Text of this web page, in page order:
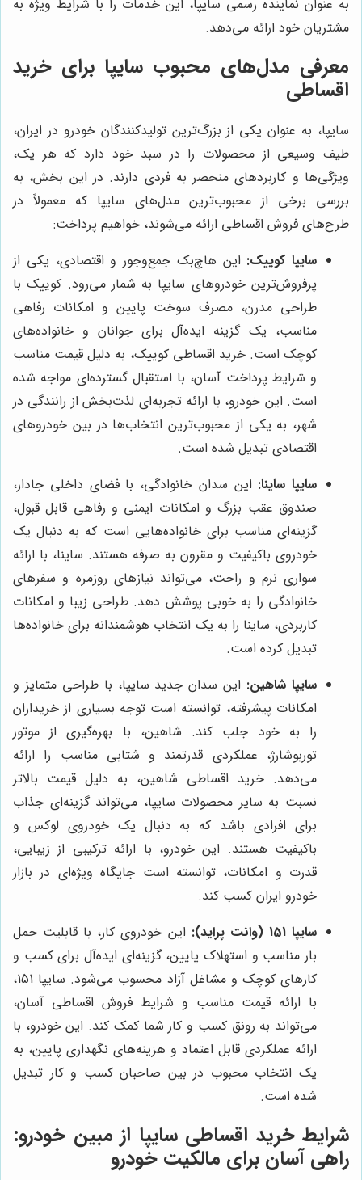
به عنوان نماینده رسمی سایپا، این خدمات را با شرایط ویژه به
مشتریان خود ارائه می‌دهد.
معرفی مدل‌های محبوب سایپا برای خرید
اقساطی
سایپا، به عنوان یکی از بزرگ‌ترین تولیدکنندگان خودرو در ایران،
طیف وسیعی از محصولات را در سبد خود دارد که هر یک،
ویژگی‌ها و کاربردهای منحصر به فردی دارند. در این بخش، به
بررسی برخی از محبوب‌ترین مدل‌های سایپا که معمولاً در
طرح‌های فروش اقساطی ارائه می‌شوند، خواهیم پرداخت:
سایپا کوییک: این هاچ‌بک جمع‌وجور و اقتصادی، یکی از
پرفروش‌ترین خودروهای سایپا به شمار می‌رود. کوییک با
طراحی مدرن، مصرف سوخت پایین و امکانات رفاهی
مناسب، یک گزینه ایده‌آل برای جوانان و خانواده‌های
کوچک است. خرید اقساطی کوییک، به دلیل قیمت مناسب
و شرایط پرداخت آسان، با استقبال گسترده‌ای مواجه شده
است. این خودرو، با ارائه تجربه‌ای لذت‌بخش از رانندگی در
شهر، به یکی از محبوب‌ترین انتخاب‌ها در بین خودروهای
اقتصادی تبدیل شده است.
سایپا ساینا: این سدان خانوادگی، با فضای داخلی جادار،
صندوق عقب بزرگ و امکانات ایمنی و رفاهی قابل قبول،
گزینه‌ای مناسب برای خانواده‌هایی است که به دنبال یک
خودروی باکیفیت و مقرون به صرفه هستند. ساینا، با ارائه
سواری نرم و راحت، می‌تواند نیازهای روزمره و سفرهای
خانوادگی را به خوبی پوشش دهد. طراحی زیبا و امکانات
کاربردی، ساینا را به یک انتخاب هوشمندانه برای خانواده‌ها
تبدیل کرده است.
سایپا شاهین: این سدان جدید سایپا، با طراحی متمایز و
امکانات پیشرفته، توانسته است توجه بسیاری از خریداران
را به خود جلب کند. شاهین، با بهره‌گیری از موتور
توربوشارژ، عملکردی قدرتمند و شتابی مناسب را ارائه
می‌دهد. خرید اقساطی شاهین، به دلیل قیمت بالاتر
نسبت به سایر محصولات سایپا، می‌تواند گزینه‌ای جذاب
برای افرادی باشد که به دنبال یک خودروی لوکس و
باکیفیت هستند. این خودرو، با ارائه ترکیبی از زیبایی،
قدرت و امکانات، توانسته است جایگاه ویژه‌ای در بازار
خودرو ایران کسب کند.
سایپا 151 (وانت پراید):
این خودروی کار، با قابلیت حمل
بار مناسب و استهلاک پایین، گزینه‌ای ایده‌آل برای کسب و
کارهای کوچک و مشاغل آزاد محسوب می‌شود. سایپا 151،
با ارائه قیمت مناسب و شرایط فروش اقساطی آسان،
می‌تواند به رونق کسب و کار شما کمک کند. این خودرو، با
ارائه عملکردی قابل اعتماد و هزینه‌های نگهداری پایین، به
یک انتخاب محبوب در بین صاحبان کسب و کار تبدیل
شده است.
شرایط خرید اقساطی سایپا از مبین خودرو:
راهی آسان برای مالکیت خودرو